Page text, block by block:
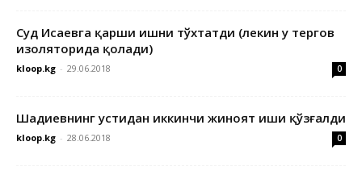
Суд Исаевга қарши ишни тўхтатди (лекин у тергов
изоляторида қолади)
kloop.kg - 29.06.2018 0
Шадиевнинг устидан иккинчи жиноят иши қўзғалди
kloop.kg - 28.06.2018 0